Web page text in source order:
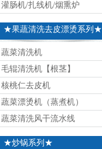
灌肠机/扎线机/烟熏炉
★果蔬清洗去皮漂烫系列★
蔬菜清洗机
毛辊清洗机【根茎】
核桃仁去皮机
蔬菜漂烫机（蒸煮机）
蔬菜清洗风干流水线
★炒锅系列★